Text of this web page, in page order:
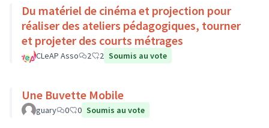
Du matériel de cinéma et projection pour
réaliser des ateliers pédagogiques, tourner
et projeter des courts métrages
CLeAP Asso 2 2 Soumis au vote
Une Buvette Mobile
guary 0 0 Soumis au vote